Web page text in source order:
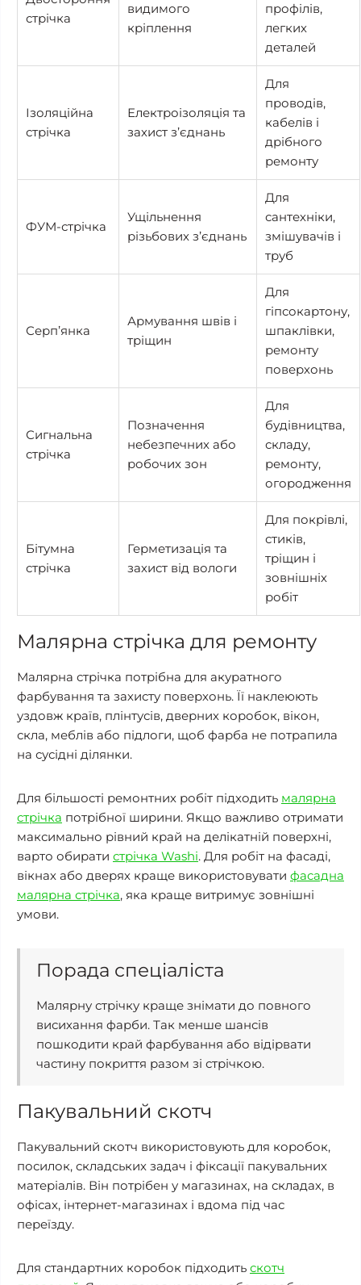
стрічка
видимого
кріплення
профілів,
легких
деталей
Ізоляційна
стрічка
Електроізоляція та
захист з’єднань
Для
проводів,
кабелів і
дрібного
ремонту
ФУМ-стрічка
Ущільнення
різьбових з’єднань
Для
сантехніки,
змішувачів і
труб
Серп’янка
Армування швів і
тріщин
Для
гіпсокартону,
шпаклівки,
ремонту
поверхонь
Сигнальна
стрічка
Позначення
небезпечних або
робочих зон
Для
будівництва,
складу,
ремонту,
огородження
Бітумна
стрічка
Герметизація та
захист від вологи
Для покрівлі,
стиків,
тріщин і
зовнішніх
робіт
Малярна стрічка для ремонту
Малярна стрічка потрібна для акуратного
фарбування та захисту поверхонь. Її наклеюють
уздовж країв, плінтусів, дверних коробок, вікон,
скла, меблів або підлоги, щоб фарба не потрапила
на сусідні ділянки.
Для більшості ремонтних робіт підходить малярна
стрічка потрібної ширини. Якщо важливо отримати
максимально рівний край на делікатній поверхні,
варто обирати стрічка Washi. Для робіт на фасаді,
вікнах або дверях краще використовувати фасадна
малярна стрічка, яка краще витримує зовнішні
умови.
Порада спеціаліста
Малярну стрічку краще знімати до повного
висихання фарби. Так менше шансів
пошкодити край фарбування або відірвати
частину покриття разом зі стрічкою.
Пакувальний скотч
Пакувальний скотч використовують для коробок,
посилок, складських задач і фіксації пакувальних
матеріалів. Він потрібен у магазинах, на складах, в
офісах, інтернет-магазинах і вдома під час
переїзду.
Для стандартних коробок підходить скотч